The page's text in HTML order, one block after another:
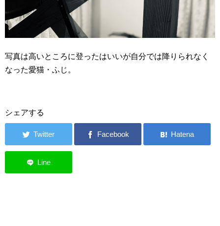
写真は高いところに登ったはいいが自分では降りられなく
なった愛猫・ふじ。
シェアする